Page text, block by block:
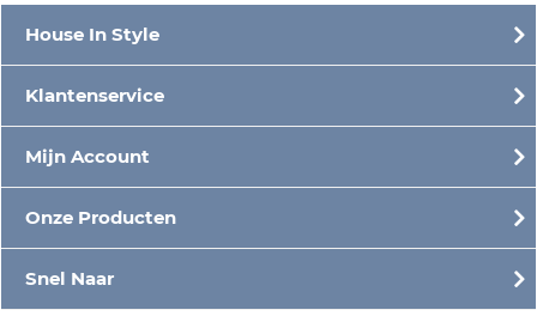
House In Style
Klantenservice
Mijn Account
Onze Producten
Snel Naar